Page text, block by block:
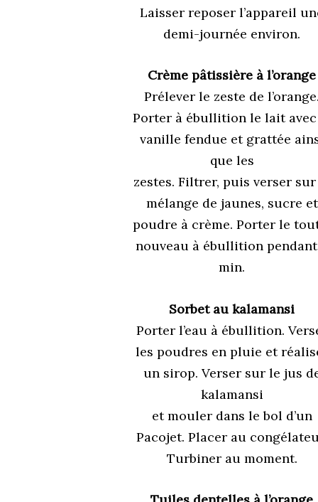
Laisser reposer l’appareil
demi-journée environ.
Crème pâtissière à l’orange
Prélever le zeste de
Porter à ébullition le lait
vanille fendue et grattée
que les
zestes. Filtrer, puis verser
mélange de jaunes, sucre et
poudre à crème. Porter le
nouveau à ébullition
min.
Sorbet au kalamansi
Porter l’eau à ébullition.
les poudres en pluie et
un sirop. Verser sur le jus
kalamansi
et mouler dans le bol d’un
Pacojet. Placer au
Turbiner au moment.